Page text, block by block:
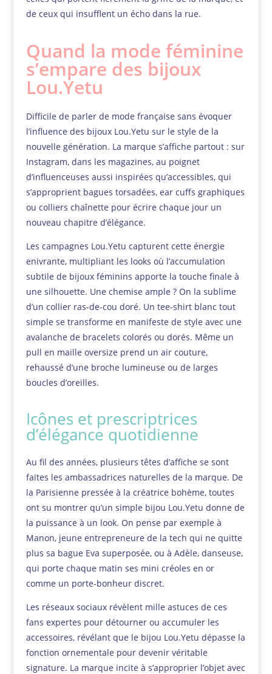
de ceux qui insufflent un écho dans la rue.
Quand la mode féminine
s’empare des bijoux
Lou.Yetu
Difficile de parler de mode française sans évoquer
l’influence des bijoux Lou.Yetu sur le style de la
nouvelle génération. La marque s’affiche partout : sur
Instagram, dans les magazines, au poignet
d’influenceuses aussi inspirées qu’accessibles, qui
s’approprient bagues torsadées, ear cuffs graphiques
ou colliers chaînette pour écrire chaque jour un
nouveau chapitre d’élégance.
Les campagnes Lou.Yetu capturent cette énergie
enivrante, multipliant les looks où l’accumulation
subtile de bijoux féminins apporte la touche finale à
une silhouette. Une chemise ample ? On la sublime
d’un collier ras-de-cou doré. Un tee-shirt blanc tout
simple se transforme en manifeste de style avec une
avalanche de bracelets colorés ou dorés. Même un
pull en maille oversize prend un air couture,
rehaussé d’une broche lumineuse ou de larges
boucles d’oreilles.
Icônes et prescriptrices
d’élégance quotidienne
Au fil des années, plusieurs têtes d’affiche se sont
faites les ambassadrices naturelles de la marque. De
la Parisienne pressée à la créatrice bohème, toutes
ont su montrer qu’un simple bijou Lou.Yetu donne de
la puissance à un look. On pense par exemple à
Manon, jeune entrepreneure de la tech qui ne quitte
plus sa bague Eva superposée, ou à Adèle, danseuse,
qui porte chaque matin ses mini créoles en or
comme un porte-bonheur discret.
Les réseaux sociaux révèlent mille astuces de ces
fans expertes pour détourner ou accumuler les
accessoires, révélant que le bijou Lou.Yetu dépasse la
fonction ornementale pour devenir véritable
signature. La marque incite à s’approprier l’objet avec